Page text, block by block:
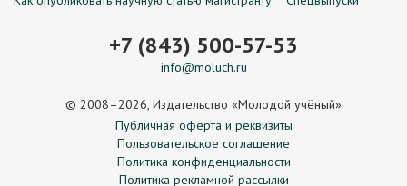
+7 (843) 500-57-53
info@moluch.ru
© 2008–2026, Издательство «Молодой учёный»
Публичная оферта и реквизиты
Пользовательское соглашение
Политика конфиденциальности
Политика рекламной рассылки